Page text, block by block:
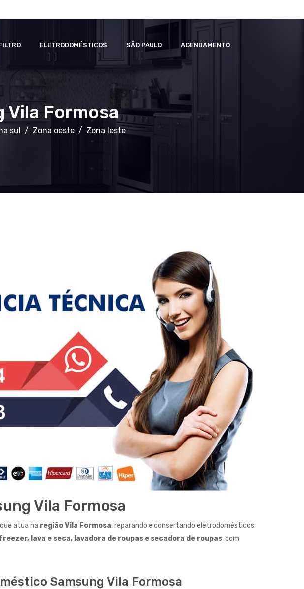
ELETRODOMÉSTICOS SÃO PAULO AGENDAMENTO
Vila Formosa
sul Zona oeste Zona leste
Vila Formosa
atua na região Vila Formosa, reparando e consertando eletrodomésticos
lava e seca, lavadora de roupas e secadora de roupas, com
Samsung Vila Formosa